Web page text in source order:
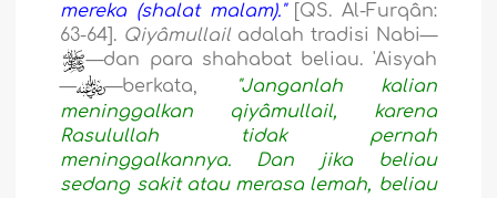
mereka (shalat malam)."[QS. Al-Furqân:
63-64]. Qiyâmullailadalah tradisi Nabi—
—dan para shahabat beliau. 'Aisyah
—
—berkata,
"Janganlah kalian
meninggalkan qiyâmullail, karena
Rasulullah tidak pernah
meninggalkannya. Dan jika beliau
sedang sakit atau merasa lemah, beliau